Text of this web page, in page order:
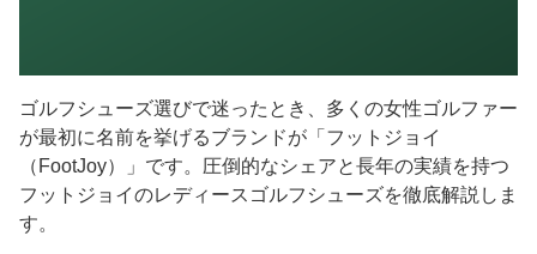
ゴルフシューズ選びで迷ったとき、多くの女性ゴルファー
が最初に名前を挙げるブランドが「フットジョイ
（FootJoy）」です。圧倒的なシェアと長年の実績を持つ
フットジョイのレディースゴルフシューズを徹底解説しま
す。